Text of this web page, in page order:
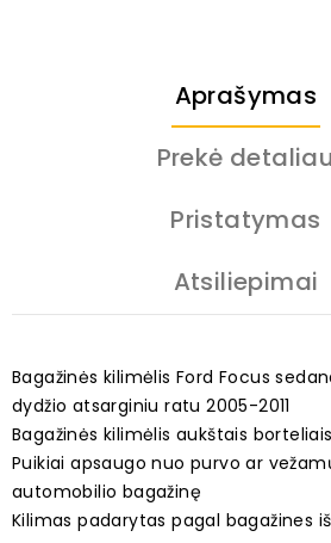
Aprašymas
Prekė detaliau
Pristatymas
Atsiliepimai
Bagažinės kilimėlis Ford Focus
dydžio atsarginiu ratu 2005-2011
Bagažinės kilimėlis aukštais borteliais
Puikiai apsaugo nuo purvo ar
automobilio bagažinę
Kilimas padarytas pagal bagažines